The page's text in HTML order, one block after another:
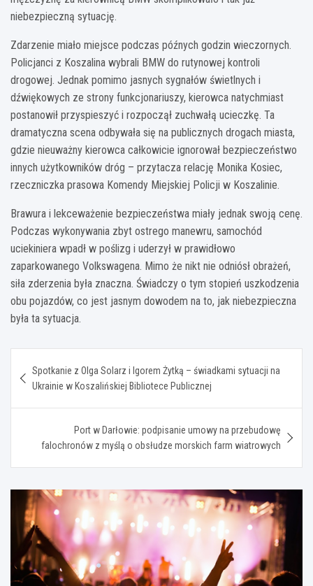
niebezpieczną sytuację.
Zdarzenie miało miejsce podczas późnych godzin wieczornych.
Policjanci z Koszalina wybrali BMW do rutynowej kontroli
drogowej. Jednak pomimo jasnych sygnałów świetlnych i
dźwiękowych ze strony funkcjonariuszy, kierowca natychmiast
postanowił przyspieszyć i rozpoczął zuchwałą ucieczkę. Ta
dramatyczna scena odbywała się na publicznych drogach miasta,
gdzie nieuważny kierowca całkowicie ignorował bezpieczeństwo
innych użytkowników dróg – przytacza relację Monika Kosiec,
rzeczniczka prasowa Komendy Miejskiej Policji w Koszalinie.
Brawura i lekceważenie bezpieczeństwa miały jednak swoją cenę.
Podczas wykonywania zbyt ostrego manewru, samochód
uciekiniera wpadł w poślizg i uderzył w prawidłowo
zaparkowanego Volkswagena. Mimo że nikt nie odniósł obrażeń,
siła zderzenia była znaczna. Świadczy o tym stopień uszkodzenia
obu pojazdów, co jest jasnym dowodem na to, jak niebezpieczna
była ta sytuacja.
wpisu
Spotkanie z Olga Solarz i Igorem Żytką – świadkami sytuacji na
Ukrainie w Koszalińskiej Bibliotece Publicznej
Port w Darłowie: podpisanie umowy na przebudowę
falochronów z myślą o obsłudze morskich farm wiatrowych